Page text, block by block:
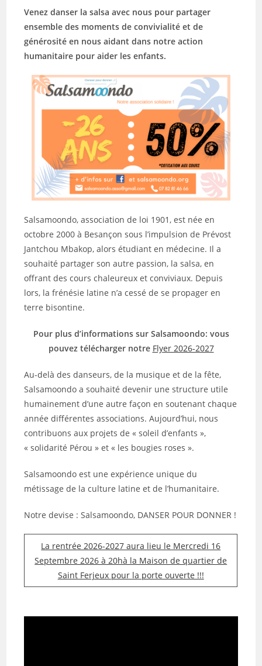
Venez danser la salsa avec nous pour partager
ensemble des moments de convivialité et de
générosité en nous aidant dans notre action
humanitaire pour aider les enfants.
Salsamoondo, association de loi 1901, est née en
octobre 2000 à Besançon sous l’impulsion de Prévost
Jantchou Mbakop, alors étudiant en médecine. Il a
souhaité partager son autre passion, la salsa, en
offrant des cours chaleureux et conviviaux. Depuis
lors, la frénésie latine n’a cessé de se propager en
terre bisontine.
Pour plus d’informations sur Salsamoondo: vous
pouvez télécharger notre Flyer 2026-2027
Au-delà des danseurs, de la musique et de la fête,
Salsamoondo a souhaité devenir une structure utile
humainement d’une autre façon en soutenant chaque
année différentes associations. Aujourd’hui, nous
contribuons aux projets de « soleil d’enfants »,
« solidarité Pérou » et « les bougies roses ».
Salsamoondo est une expérience unique du
métissage de la culture latine et de l’humanitaire.
Notre devise : Salsamoondo, DANSER POUR DONNER !
La rentrée 2026-2027 aura lieu le Mercredi 16
Septembre 2026 à 20hà la Maison de quartier de
Saint Ferjeux pour la porte ouverte !!!